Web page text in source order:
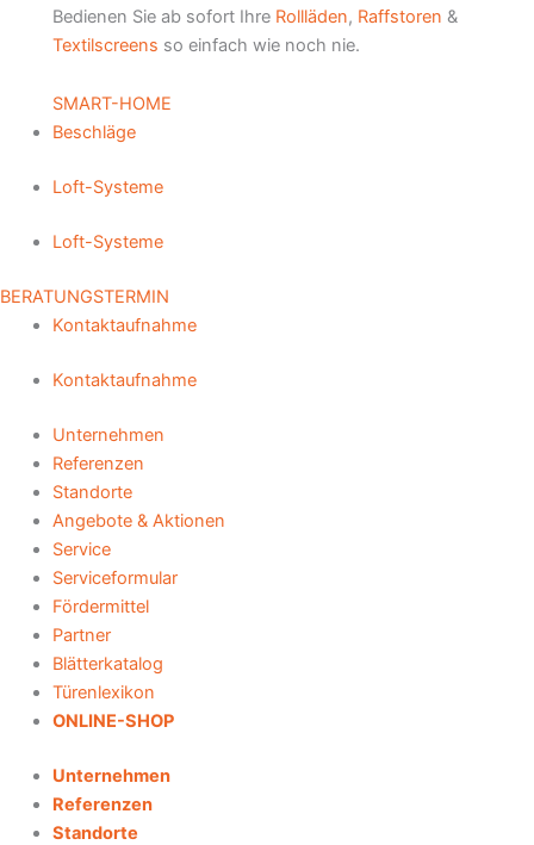
Bedienen Sie ab sofort Ihre Rollläden, Raffstoren &
Textilscreens so einfach wie noch nie.
SMART-HOME
Beschläge
Loft-Systeme
Loft-Systeme
BERATUNGSTERMIN
Kontaktaufnahme
Kontaktaufnahme
Unternehmen
Referenzen
Standorte
Angebote & Aktionen
Service
Serviceformular
Fördermittel
Partner
Blätterkatalog
Türenlexikon
ONLINE-SHOP
Unternehmen
Referenzen
Standorte